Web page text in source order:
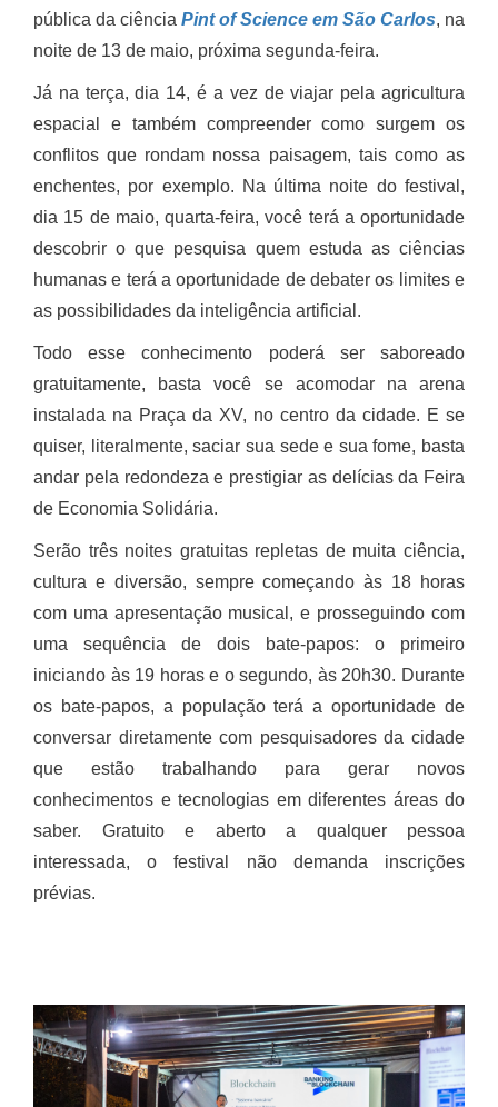
pública da ciência Pint of Science em São Carlos, na
noite de 13 de maio, próxima segunda-feira.
Já na terça, dia 14, é a vez de viajar pela agricultura
espacial e também compreender como surgem os
conflitos que rondam nossa paisagem, tais como as
enchentes, por exemplo. Na última noite do festival,
dia 15 de maio, quarta-feira, você terá a oportunidade
descobrir o que pesquisa quem estuda as ciências
humanas e terá a oportunidade de debater os limites e
as possibilidades da inteligência artificial.
Todo esse conhecimento poderá ser saboreado
gratuitamente, basta você se acomodar na arena
instalada na Praça da XV, no centro da cidade. E se
quiser, literalmente, saciar sua sede e sua fome, basta
andar pela redondeza e prestigiar as delícias da Feira
de Economia Solidária.
Serão três noites gratuitas repletas de muita ciência,
cultura e diversão, sempre começando às 18 horas
com uma apresentação musical, e prosseguindo com
uma sequência de dois bate-papos: o primeiro
iniciando às 19 horas e o segundo, às 20h30. Durante
os bate-papos, a população terá a oportunidade de
conversar diretamente com pesquisadores da cidade
que estão trabalhando para gerar novos
conhecimentos e tecnologias em diferentes áreas do
saber. Gratuito e aberto a qualquer pessoa
interessada, o festival não demanda inscrições
prévias.